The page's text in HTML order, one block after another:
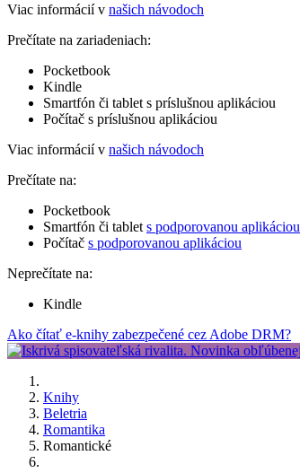
Viac informácií v našich návodoch
Prečítate na zariadeniach:
Pocketbook
Kindle
Smartfón či tablet s príslušnou aplikáciou
Počítač s príslušnou aplikáciou
Viac informácií v našich návodoch
Prečítate na:
Pocketbook
Smartfón či tablet s podporovanou aplikáciou
Počítač s podporovanou aplikáciou
Neprečítate na:
Kindle
Ako čítať e-knihy zabezpečené cez Adobe DRM?
Knihy
Beletria
Romantika
Romantické